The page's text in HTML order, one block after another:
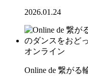
2026.01.24
オンライン
Online de 繋がる